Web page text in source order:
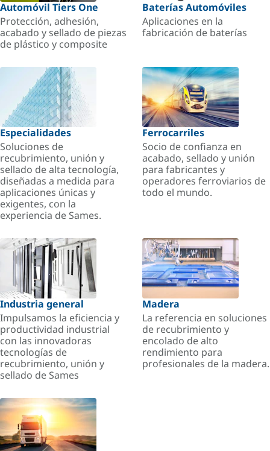
Automóvil Tiers One
Protección, adhesión,
acabado y sellado de piezas
de plástico y composite
Baterías Automóviles
Aplicaciones en la
fabricación de baterías
Especialidades
Soluciones de
recubrimiento, unión y
sellado de alta tecnología,
diseñadas a medida para
aplicaciones únicas y
exigentes, con la
experiencia de Sames.
Ferrocarriles
Socio de confianza en
acabado, sellado y unión
para fabricantes y
operadores ferroviarios de
todo el mundo.
Industria general
Impulsamos la eficiencia y
productividad industrial
con las innovadoras
tecnologías de
recubrimiento, unión y
sellado de Sames
Madera
La referencia en soluciones
de recubrimiento y
encolado de alto
rendimiento para
profesionales de la madera.